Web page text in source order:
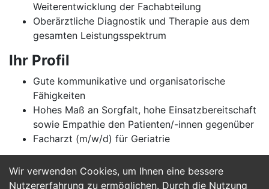
Wir verwenden Cookies, um Ihnen eine bessere
Nutzererfahrung zu ermöglichen. Durch die Nutzung
Weiterentwicklung der Fachabteilung
Oberärztliche Diagnostik und Therapie aus dem
gesamten Leistungsspektrum
Ihr Profil
Gute kommunikative und organisatorische
Fähigkeiten
Hohes Maß an Sorgfalt, hohe Einsatzbereitschaft
sowie Empathie den Patienten/-innen gegenüber
Facharzt (m/w/d) für Geriatrie
Jetzt Bewerben